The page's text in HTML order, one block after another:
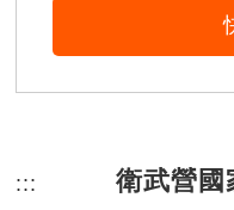
::: 頁尾網站資訊。
衛武營國